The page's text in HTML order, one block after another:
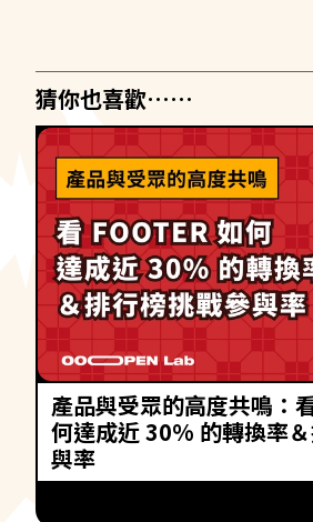
猜你也喜歡……
產品與受眾的高度共鳴：
何達成近 30% 的轉換率
與率